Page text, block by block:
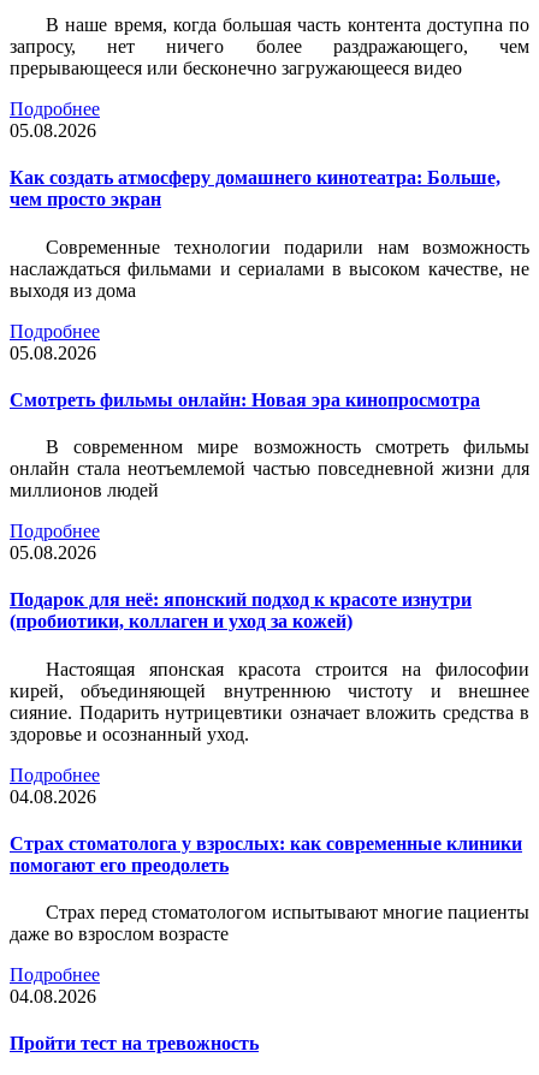
В наше время, когда большая часть контента доступна по
запросу, нет ничего более раздражающего, чем
прерывающееся или бесконечно загружающееся видео
Подробнее
05.08.2026
Как создать атмосферу домашнего кинотеатра: Больше,
чем просто экран
Современные технологии подарили нам возможность
наслаждаться фильмами и сериалами в высоком качестве, не
выходя из дома
Подробнее
05.08.2026
Смотреть фильмы онлайн: Новая эра кинопросмотра
В современном мире возможность смотреть фильмы
онлайн стала неотъемлемой частью повседневной жизни для
миллионов людей
Подробнее
05.08.2026
Подарок для неё: японский подход к красоте изнутри
(пробиотики, коллаген и уход за кожей)
Настоящая японская красота строится на философии
кирей, объединяющей внутреннюю чистоту и внешнее
сияние. Подарить нутрицевтики означает вложить средства в
здоровье и осознанный уход.
Подробнее
04.08.2026
Страх стоматолога у взрослых: как современные клиники
помогают его преодолеть
Страх перед стоматологом испытывают многие пациенты
даже во взрослом возрасте
Подробнее
04.08.2026
Пройти тест на тревожность